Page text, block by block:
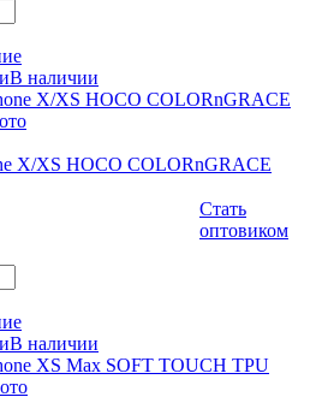
В наличии
X/XS HOCO COLORnGRACE
Стать
оптовиком
В наличии